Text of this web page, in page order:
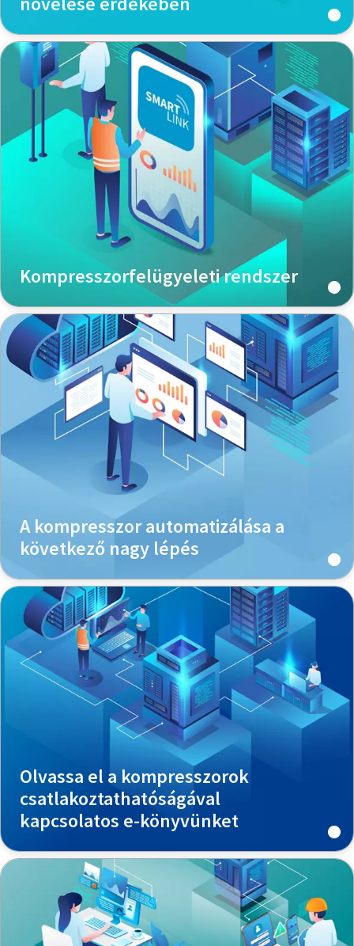
Kompresszorfelügyeleti rendszer
A kompresszor automatizálása a
következő nagy lépés
Olvassa el a kompresszorok
csatlakoztathatóságával
kapcsolatos e-könyvünket